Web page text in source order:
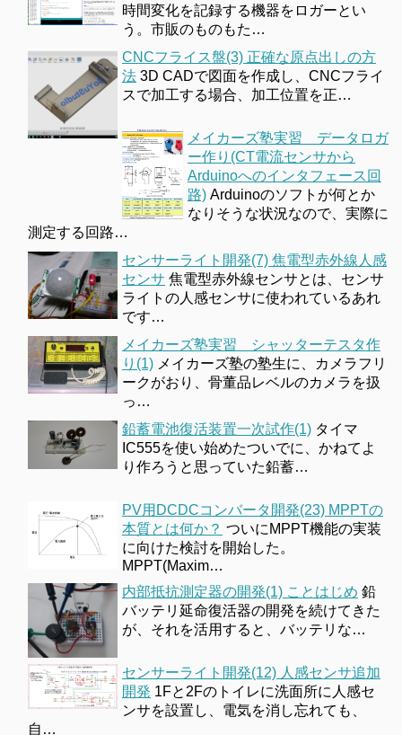
時間変化を記録する機器をロガーとい
う。市販のものもた…
CNCフライス盤(3) 正確な原点出しの方
法 3D CADで図面を作成し、CNCフライ
スで加工する場合、加工位置を正…
メイカーズ塾実習 データロガ
ー作り(CT電流センサから
Arduinoへのインタフェース回
路) Arduinoのソフトが何とか
なりそうな状況なので、実際に
測定する回路…
センサーライト開発(7) 焦電型赤外線人感
センサ 焦電型赤外線センサとは、センサ
ライトの人感センサに使われているあれ
です…
メイカーズ塾実習 シャッターテスタ作
り(1) メイカーズ塾の塾生に、カメラフリ
ークがおり、骨董品レベルのカメラを扱
っ…
鉛蓄電池復活装置一次試作(1) タイマ
IC555を使い始めたついでに、かねてよ
り作ろうと思っていた鉛蓄…
PV用DCDCコンバータ開発(23) MPPTの
本質とは何か？ ついにMPPT機能の実装
に向けた検討を開始した。
MPPT(Maxim…
内部抵抗測定器の開発(1) ことはじめ 鉛
バッテリ延命復活器の開発を続けてきた
が、それを活用すると、バッテリな…
センサーライト開発(12) 人感センサ追加
開発 1Fと2Fのトイレに洗面所に人感セ
ンサを設置し、電気を消し忘れても、
自…